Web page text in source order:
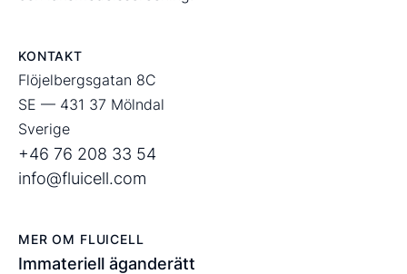
KONTAKT
Flöjelbergsgatan 8C
SE — 431 37 Mölndal
Sverige
+46 76 208 33 54
info@fluicell.com
MER OM FLUICELL
Immateriell äganderätt